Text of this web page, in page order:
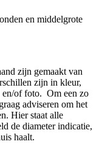
en middelgrote
zijn gemaakt van
zijn in kleur,
en/of foto. Om een zo
adviseren om het
Hier staat alle
de diameter indicatie,
haalt.